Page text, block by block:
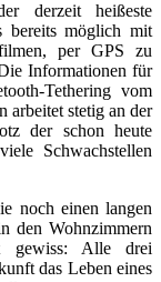
derzeit heißeste
bereits möglich mit
per GPS zu
Informationen für
Tethering vom
arbeitet stetig an der
der schon heute
Schwachstellen
noch einen langen
den Wohnzimmern
gewiss: Alle drei
das Leben eines